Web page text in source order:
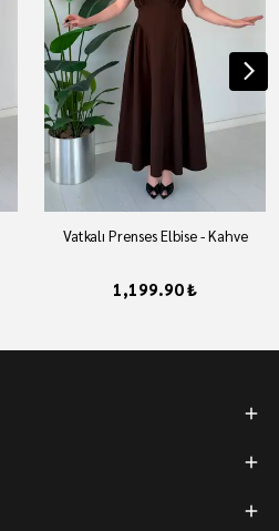
Vatkalı Prenses Elbise - Kahve
1,199.90 ₺